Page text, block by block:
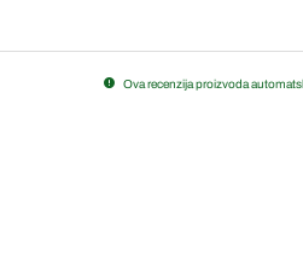
Ova recenzija proizvoda